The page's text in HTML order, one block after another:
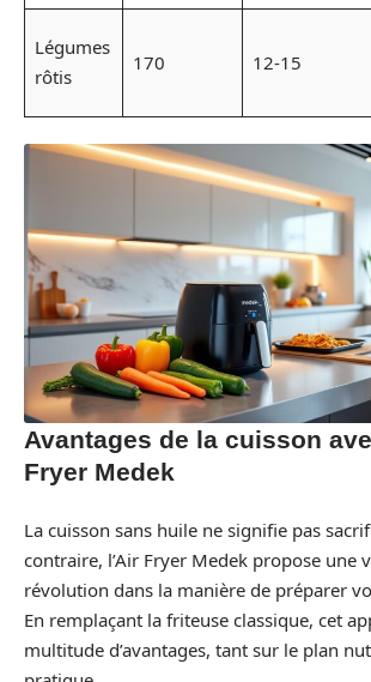
Légumes
rôtis
170 12-15
Avantages de la cuisson
Fryer Medek
La cuisson sans huile ne signifie pas
contraire, l’Air Fryer Medek propose une
révolution dans la manière de préparer
En remplaçant la friteuse classique, cet
multitude d’avantages, tant sur le plan